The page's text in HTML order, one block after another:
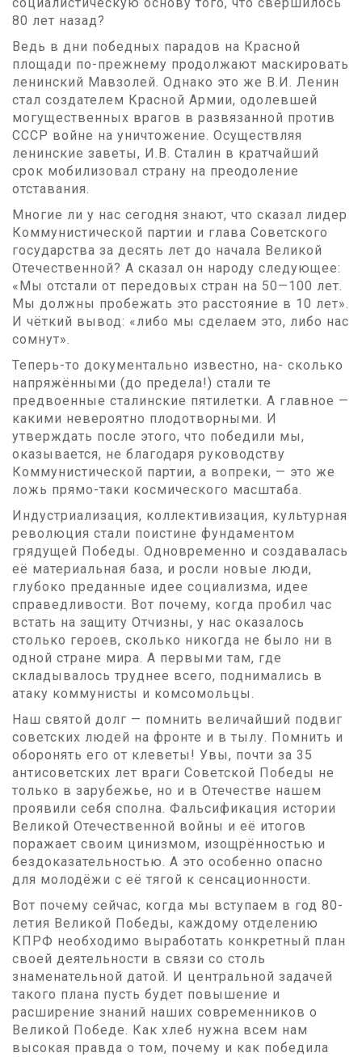
социалистическую основу того, что свершилось
80 лет назад?
Ведь в дни победных парадов на Красной
площади по-прежнему продолжают маскировать
ленинский Мавзолей. Однако это же В.И. Ленин
стал создателем Красной Армии, одолевшей
могущественных врагов в развязанной против
СССР войне на уничтожение. Осуществляя
ленинские заветы, И.В. Сталин в кратчайший
срок мобилизовал страну на преодоление
отставания.
Многие ли у нас сегодня знают, что сказал лидер
Коммунистической партии и глава Советского
государства за десять лет до начала Великой
Отечественной? А сказал он народу следующее:
«Мы отстали от передовых стран на 50—100 лет.
Мы должны пробежать это расстояние в 10 лет».
И чёткий вывод: «либо мы сделаем это, либо нас
сомнут».
Теперь-то документально известно, на- сколько
напряжёнными (до предела!) стали те
предвоенные сталинские пятилетки. А главное —
какими невероятно плодотворными. И
утверждать после этого, что победили мы,
оказывается, не благодаря руководству
Коммунистической партии, а вопреки, — это же
ложь прямо-таки космического масштаба.
Индустриализация, коллективизация, культурная
революция стали поистине фундаментом
грядущей Победы. Одновременно и создавалась
её материальная база, и росли новые люди,
глубоко преданные идее социализма, идее
справедливости. Вот почему, когда пробил час
встать на защиту Отчизны, у нас оказалось
столько героев, сколько никогда не было ни в
одной стране мира. А первыми там, где
складывалось труднее всего, поднимались в
атаку коммунисты и комсомольцы.
Наш святой долг — помнить величайший подвиг
советских людей на фронте и в тылу. Помнить и
оборонять его от клеветы! Увы, почти за 35
антисоветских лет враги Советской Победы не
только в зарубежье, но и в Отечестве нашем
проявили себя сполна. Фальсификация истории
Великой Отечественной войны и её итогов
поражает своим цинизмом, изощрённостью и
бездоказательностью. А это особенно опасно
для молодёжи с её тягой к сенсационности.
Вот почему сейчас, когда мы вступаем в год 80-
летия Великой Победы, каждому отделению
КПРФ необходимо выработать конкретный план
своей деятельности в связи со столь
знаменательной датой. И центральной задачей
такого плана пусть будет повышение и
расширение знаний наших современников о
Великой Победе. Как хлеб нужна всем нам
высокая правда о том, почему и как победила